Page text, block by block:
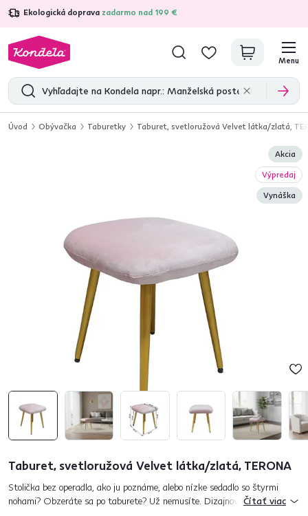
Ekologická doprava zadarmo nad 199 €
4,7 31 157overených produktových recenzií
Menu
Úvod Obývačka Taburetky Taburet, svetloružová Velvet látka/zlatá,
Akcia
Výpredaj
Vynáška
Taburet, svetloružová Velvet látka/zlatá, TERONA
Stolička bez operadla, ako ju poznáme, alebo nízke sedadlo so štyrmi
nohami? Obzeráte sa po taburete? Už nemusíte. Dizajnový taburet
Čítať viac